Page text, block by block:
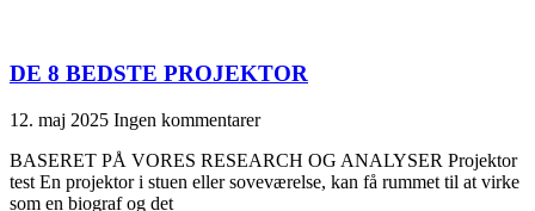
DE 8 BEDSTE PROJEKTOR
12. maj 2025 Ingen kommentarer
BASERET PÅ VORES RESEARCH OG ANALYSER Projektor
test En projektor i stuen eller soveværelse, kan få rummet til at virke
som en biograf og det